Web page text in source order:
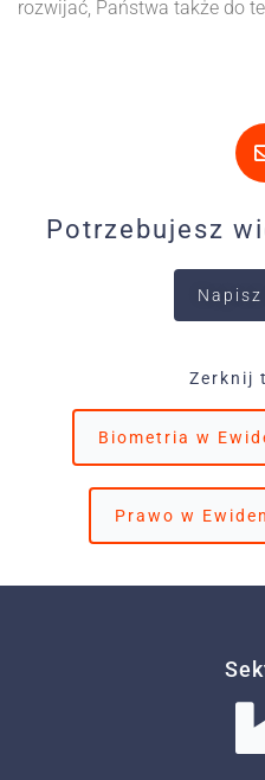
rozwijać, Państwa także do
Potrzebujesz
Zerknij
Biometria w
Prawo w